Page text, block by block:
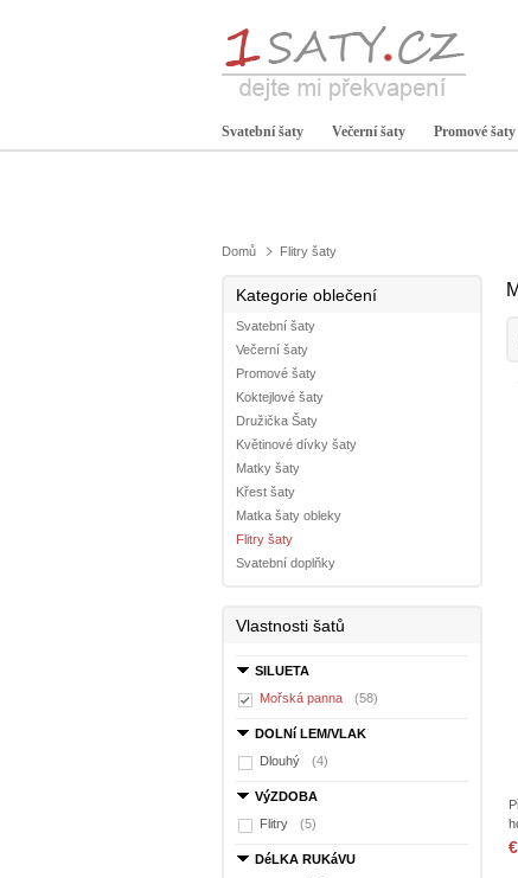
Svatební šaty Večerní šaty Promové šaty
Domů Flitry šaty
Kategorie oblečení
Svatební šaty
Večerní šaty
Promové šaty
Koktejlové šaty
Družička Šaty
Květinové dívky šaty
Matky šaty
Křest šaty
Matka šaty obleky
Flitry šaty
Svatební doplňky
Vlastnosti šatů
SILUETA
Mořská panna
(58)
DOLNí LEM/VLAK
Dlouhý
(4)
VýZDOBA
Flitry
(5)
DéLKA RUKáVU